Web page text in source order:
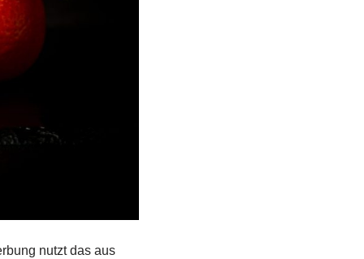
nutzt das aus